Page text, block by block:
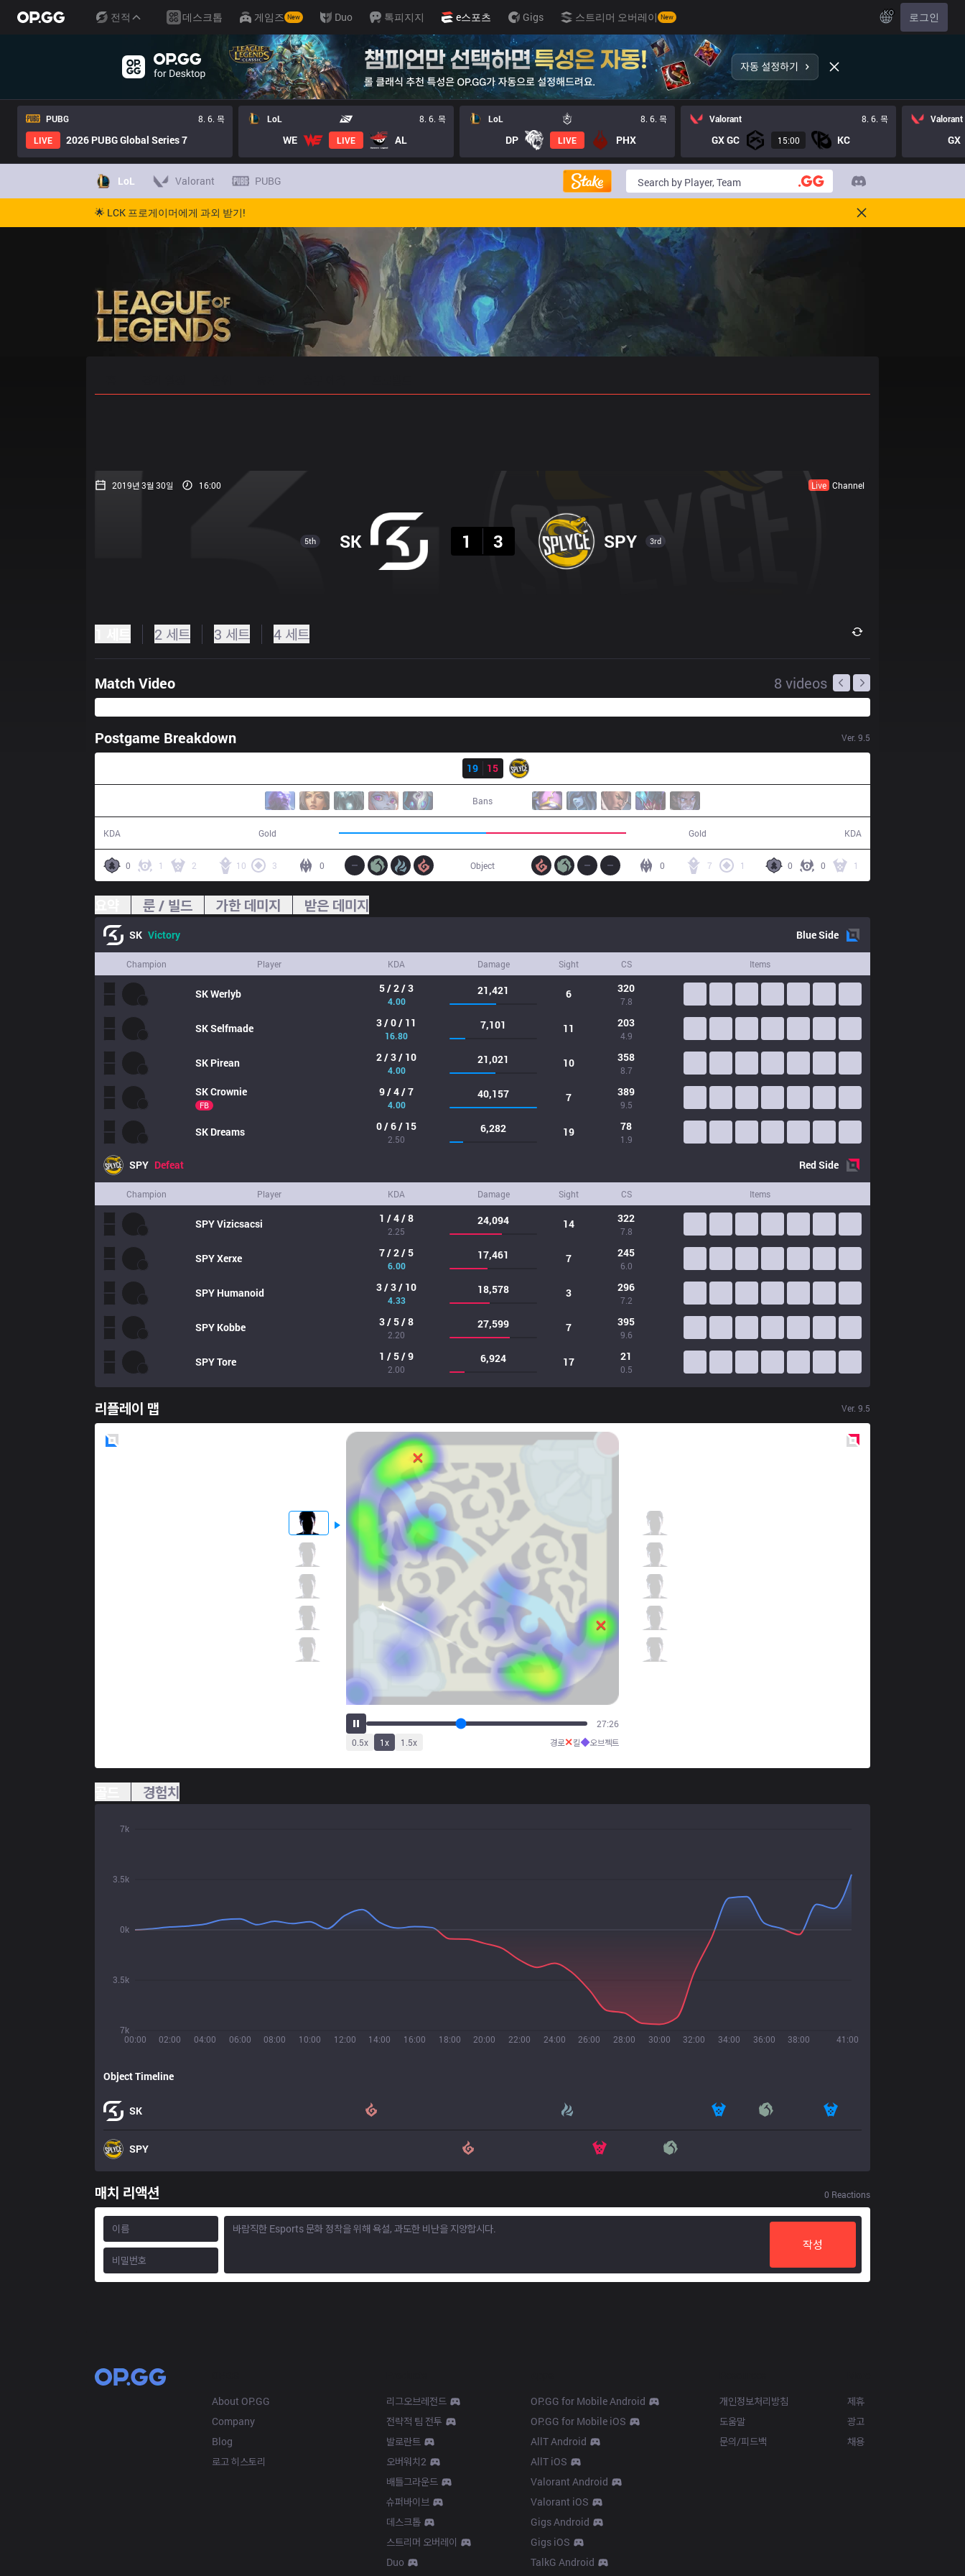
전적 데스크톱 게임즈 New Duo 톡피지지 e스포츠 Gigs 스트리머 오버레이 New KO 로그인
PUBG
8. 6. 목
LIVE
2026 PUBG Global Series 7
LoL 8. 6. 목
WE LIVE AL
LoL 8. 6. 목
DP LIVE PHX
Valorant 8. 6. 목
GX GC 15:00 KC
Valorant
GX
LoL Valorant PUBG
🌟 LCK 프로게이머에게 과외 받기!
2019년 3월 30일 16:00 Live Channel
5th SK
1
3 SPY 3rd
2 세트 3 세트 4 세트
Match Video 8 videos
Postgame Breakdown Ver. 9.5
19
15
Bans
KDA Gold Gold KDA
0 1 2 10 3 0 0 0 1
7 1
0
Object
룬 / 빌드 가한 데미지 받은 데미지
SK Victory BlueSide
Champion Player KDA Damage Sight CS Items
SKWerlyb 5 / 2 / 3
4.00
21,421 6 320
7.8
SKSelfmade 3 / 0 / 11
16.80
7,101 11 203
4.9
SK Pirean 2 / 3 / 10
4.00
21,021 10 358
8.7
SKCrownie
FB
9 / 4 / 7
4.00
40,157 7 389
9.5
SK Dreams 0 / 6 / 15
2.50
6,282 19 78
1.9
SPY Defeat RedSide
Champion Player KDA Damage Sight CS Items
SPYVizicsacsi 1 / 4 / 8
2.25
24,094 14 322
7.8
SPYXerxe 7 / 2 / 5
6.00
17,461 7 245
6.0
SPY Humanoid 3 / 3 / 10
4.33
18,578 3 296
7.2
SPY Kobbe 3 / 5 / 8
2.20
27,599 7 395
9.6
SPYTore 1 / 5 / 9
2.00
6,924 17 21
0.5
리플레이 맵 Ver. 9.5
33:52
0.5x 1x 1.5x 경로✕킬◆오브젝트
경험치
00:00 02:00 04:00 06:00 08:00 10:00 12:00 14:00 16:00 18:00 20:00 22:00 24:00 26:00 28:00 30:00 32:00 34:00 36:00 38:00 41:00
7k
3.5k
0k
3.5k
7k
Object Timeline
SK
SPY
매치 리액션 0 Reactions
작성
About OP.GG
Company
Blog
로고 히스토리
리그오브레전드
전략적 팀 전투
발로란트
오버워치2
배틀그라운드
슈퍼바이브
데스크톱
스트리머 오버레이
Duo
OP.GG for Mobile Android
OP.GG for Mobile iOS
AllT Android
AllT iOS
Valorant Android
Valorant iOS
Gigs Android
Gigs iOS
TalkG Android
개인정보처리방침
도움말
문의/피드백
제휴
광고
채용